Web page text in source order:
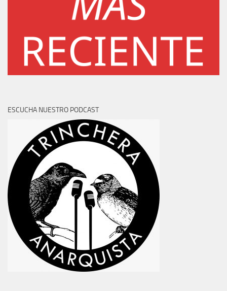
ESCUCHA NUESTRO PODCAST